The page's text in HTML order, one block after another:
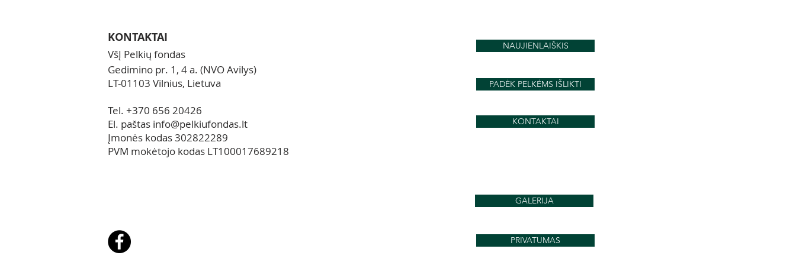
KONTAKTAI
VšĮ Pelkių fondas
Gedimino pr. 1, 4 a. (NVO Avilys)
LT-01103 Vilnius, Lietuva
Tel. +370 656 20426
El. paštas info@pelkiufondas.lt
Įmonės kodas 302822289
PVM mokėtojo kodas LT100017689218
NAUJIENLAIŠKIS
PADĖK PELKĖMS IŠLIKTI
KONTAKTAI
GALERIJA
PRIVATUMAS